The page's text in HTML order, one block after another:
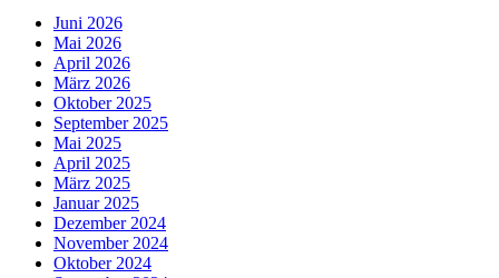
Juni 2026
Mai 2026
April 2026
März 2026
Oktober 2025
September 2025
Mai 2025
April 2025
März 2025
Januar 2025
Dezember 2024
November 2024
Oktober 2024